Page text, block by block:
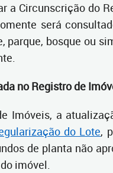
a Circunscrição do
será
parque, bosque ou
no Registro de
Imóveis, a
do Lote,
de planta não
imóvel.